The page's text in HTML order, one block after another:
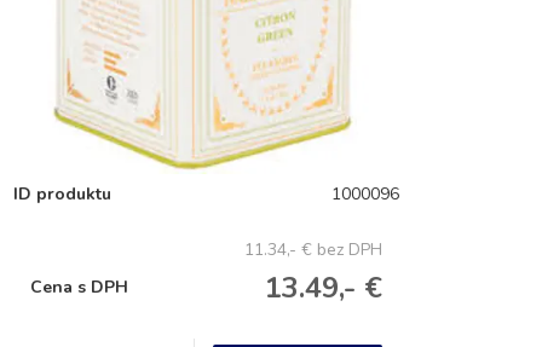
ID produktu 1000096
11.34,- € bez DPH
13.49,- €
Cena s DPH